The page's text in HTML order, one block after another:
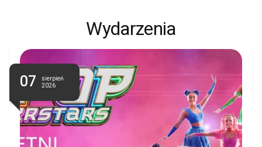
Wydarzenia
07
sierpień
2026